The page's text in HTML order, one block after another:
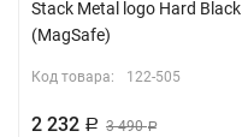
Stack Metal logo Hard Black
(MagSafe)
Код товара: 122-505
2 232 Р 3 490Р